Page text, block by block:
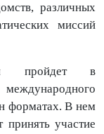
различных
миссий
пройдет в
международного
форматах. В нем
участие